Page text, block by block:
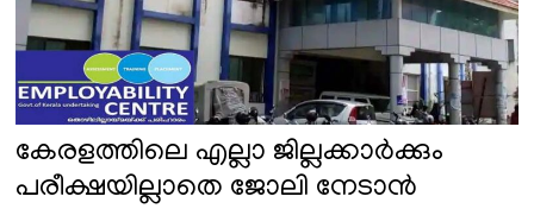
കേരളത്തിലെ എല്ലാ ജില്ലക്കാർക്കും
പരീക്ഷയില്ലാതെ ജോലി നേടാൻ